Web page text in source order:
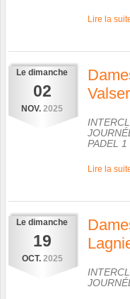
Lire la
Le dimanche
02
NOV. 2025
PADEL 1
Lire la
Le dimanche
19
OCT. 2025